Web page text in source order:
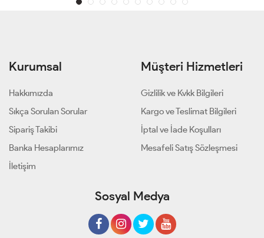
Kurumsal
Hakkımızda
Sıkça Sorulan Sorular
Sipariş Takibi
Banka Hesaplarımız
İletişim
Müşteri Hizmetleri
Gizlilik ve Kvkk Bilgileri
Kargo ve Teslimat Bilgileri
İptal ve İade Koşulları
Mesafeli Satış Sözleşmesi
Sosyal Medya